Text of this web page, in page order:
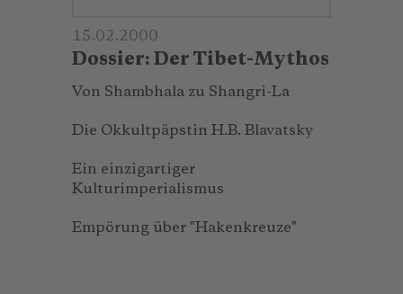
15.02.2000
Dossier: Der Tibet-Mythos
Von Shambhala zu Shangri-La
Die Okkultpäpstin H.B. Blavatsky
Ein einzigartiger
Kulturimperialismus
Empörung über "Hakenkreuze"